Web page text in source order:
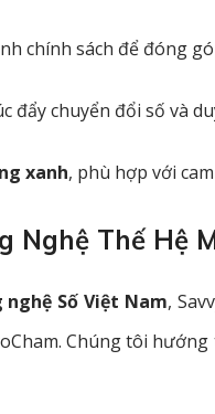
chính sách để đóng
đẩy chuyển đổi số và
xanh, phù hợp với
Nghệ Thế Hệ
nghệ Số Việt Nam,
Chúng tôi